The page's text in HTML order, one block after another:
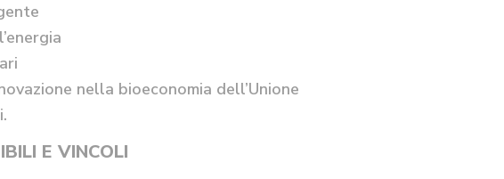
nella bioeconomia dell’Unione
E VINCOLI